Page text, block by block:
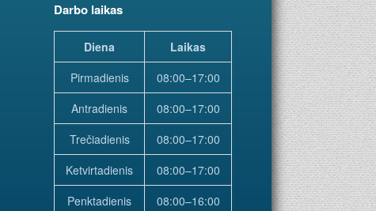
Darbo laikas
Diena
Laikas
Pirmadienis
08:00–17:00
Antradienis
08:00–17:00
Trečiadienis
08:00–17:00
Ketvirtadienis
08:00–17:00
Penktadienis
08:00–16:00